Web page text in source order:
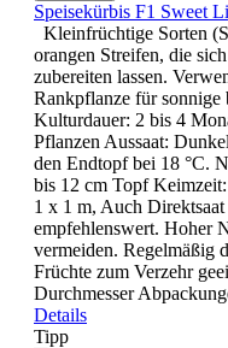
Speisekürbis F1 Sweet
Kleinfrüchtige Sorten
orangen Streifen, die
zubereiten lassen.
Rankpflanze für sonnige
Kulturdauer: 2 bis 4
Pflanzen Aussaat:
den Endtopf bei 18 °C.
bis 12 cm Topf
1 x 1 m, Auch
empfehlenswert. Hoher
vermeiden. Regelmäßig
Früchte zum Verzehr
Durchmesser
Details
Tipp